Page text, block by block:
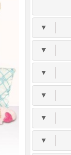
▼
▼
▼
▼
▼
▼